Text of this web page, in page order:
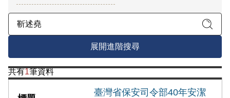
意見信箱
展開進階搜尋
共有1筆資料
臺灣省保安司令部40年安潔